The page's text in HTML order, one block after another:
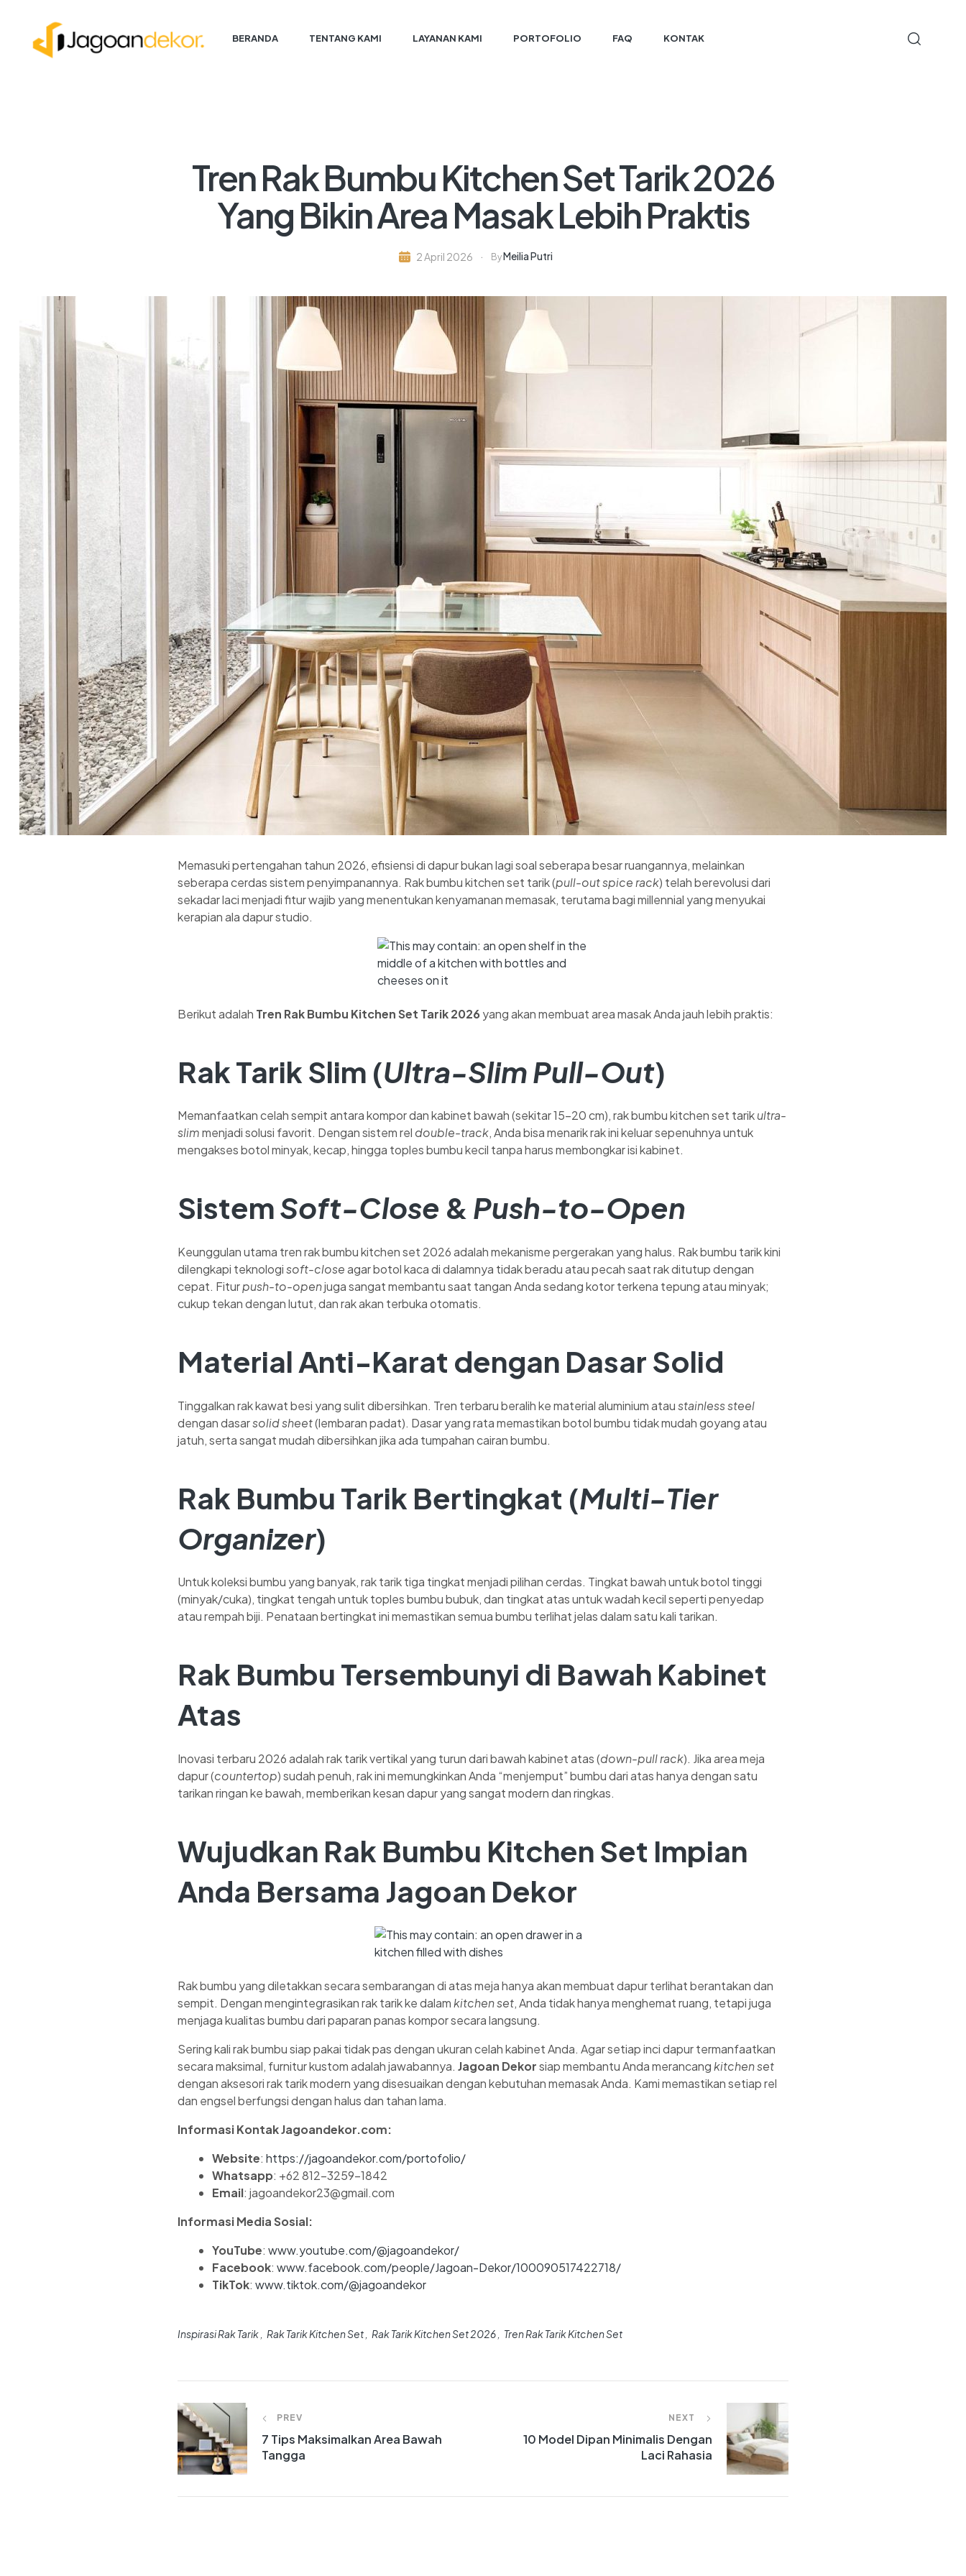
BERANDA TENTANG KAMI LAYANAN KAMI PORTOFOLIO FAQ KONTAK
Tren Rak Bumbu Kitchen Set Tarik 2026
Yang Bikin Area Masak Lebih Praktis
2 April 2026 ByMeilia Putri
Memasuki pertengahan tahun 2026, efisiensi di dapur bukan lagi soal seberapa besar ruangannya, melainkan
seberapa cerdas sistem penyimpanannya. Rak bumbu kitchen set tarik (pull-out spice rack) telah berevolusi dari
sekadar laci menjadi fitur wajib yang menentukan kenyamanan memasak, terutama bagi millennial yang menyukai
kerapian ala dapur studio.
Berikut adalah Tren Rak Bumbu Kitchen Set Tarik 2026 yang akan membuat area masak Anda jauh lebih praktis:
Rak Tarik Slim (Ultra-Slim Pull-Out)
Memanfaatkan celah sempit antara kompor dan kabinet bawah (sekitar 15-20 cm), rak bumbu kitchen set tarikultra-
slimmenjadi solusi favorit. Dengan sistem rel double-track, Anda bisa menarik rak ini keluar sepenuhnya untuk
mengakses botol minyak, kecap, hingga toples bumbu kecil tanpa harus membongkar isi kabinet.
SistemSoft-Close & Push-to-Open
Keunggulan utama tren rak bumbu kitchen set 2026 adalah mekanisme pergerakan yang halus. Rak bumbu tarik kini
dilengkapi teknologisoft-closeagar botol kaca di dalamnya tidak beradu atau pecah saat rak ditutup dengan
cepat. Fiturpush-to-openjuga sangat membantu saat tangan Anda sedang kotor terkena tepung atau minyak;
cukup tekan dengan lutut, dan rak akan terbuka otomatis.
Material Anti-Karat dengan Dasar Solid
Tinggalkan rak kawat besi yang sulit dibersihkan. Tren terbaru beralih ke material aluminium ataustainless steel
dengan dasarsolid sheet(lembaran padat). Dasar yang rata memastikan botol bumbu tidak mudah goyang atau
jatuh, serta sangat mudah dibersihkan jika ada tumpahan cairan bumbu.
Rak Bumbu Tarik Bertingkat (Multi-Tier
Organizer)
Untuk koleksi bumbu yang banyak, rak tarik tiga tingkat menjadi pilihan cerdas. Tingkat bawah untuk botol tinggi
(minyak/cuka), tingkat tengah untuk toples bumbu bubuk, dan tingkat atas untuk wadah kecil seperti penyedap
atau rempah biji. Penataan bertingkat ini memastikan semua bumbu terlihat jelas dalam satu kali tarikan.
Rak Bumbu Tersembunyi di Bawah Kabinet
Atas
Inovasi terbaru 2026 adalah rak tarik vertikal yang turun dari bawah kabinet atas (down-pull rack). Jika area meja
dapur (countertop) sudah penuh, rak ini memungkinkan Anda “menjemput” bumbu dari atas hanya dengan satu
tarikan ringan ke bawah, memberikan kesan dapur yang sangat modern dan ringkas.
Wujudkan Rak Bumbu Kitchen Set Impian
Anda Bersama Jagoan Dekor
Rak bumbu yang diletakkan secara sembarangan di atas meja hanya akan membuat dapur terlihat berantakan dan
sempit. Dengan mengintegrasikan rak tarik ke dalamkitchen set, Anda tidak hanya menghemat ruang, tetapi juga
menjaga kualitas bumbu dari paparan panas kompor secara langsung.
Sering kali rak bumbu siap pakai tidak pas dengan ukuran celah kabinet Anda. Agar setiap inci dapur termanfaatkan
secara maksimal, furnitur kustom adalah jawabannya. Jagoan Dekorsiap membantu Anda merancangkitchen set
dengan aksesori rak tarik modern yang disesuaikan dengan kebutuhan memasak Anda. Kami memastikan setiap rel
dan engsel berfungsi dengan halus dan tahan lama.
Informasi Kontak Jagoandekor.com:
Website: https://jagoandekor.com/portofolio/
Whatsapp: +62 812-3259-1842
Email: jagoandekor23@gmail.com
Informasi Media Sosial:
YouTube: www.youtube.com/@jagoandekor/
Facebook: www.facebook.com/people/Jagoan-Dekor/100090517422718/
TikTok: www.tiktok.com/@jagoandekor
Inspirasi Rak Tarik Rak Tarik Kitchen Set Rak Tarik Kitchen Set 2026 Tren Rak Tarik Kitchen Set
PREV
7 Tips Maksimalkan Area Bawah
Tangga
NEXT
10 Model Dipan Minimalis Dengan
Laci Rahasia